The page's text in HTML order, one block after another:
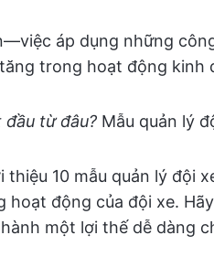
áp dụng những
trong hoạt động
đầu từ đâu? Mẫu quản lý
thiệu 10 mẫu quản lý đội
động của đội xe.
một lợi thế dễ dàng